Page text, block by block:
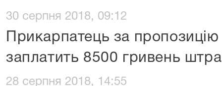
30 серпня 2018, 09:12
Прикарпатець за
заплатить 8500 гривень
28 серпня 2018, 14:55